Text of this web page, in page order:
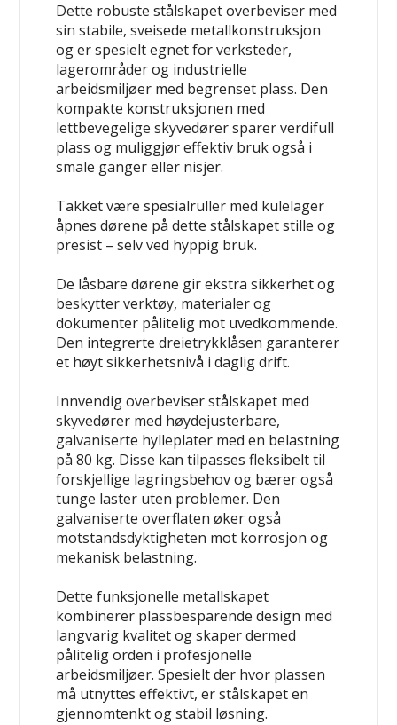
Dette robuste stålskapet overbeviser med
sin stabile, sveisede metallkonstruksjon
og er spesielt egnet for verksteder,
lagerområder og industrielle
arbeidsmiljøer med begrenset plass. Den
kompakte konstruksjonen med
lettbevegelige skyvedører sparer verdifull
plass og muliggjør effektiv bruk også i
smale ganger eller nisjer.
Takket være spesialruller med kulelager
åpnes dørene på dette stålskapet stille og
presist – selv ved hyppig bruk.
De låsbare dørene gir ekstra sikkerhet og
beskytter verktøy, materialer og
dokumenter pålitelig mot uvedkommende.
Den integrerte dreietrykklåsen garanterer
et høyt sikkerhetsnivå i daglig drift.
Innvendig overbeviser stålskapet med
skyvedører med høydejusterbare,
galvaniserte hylleplater med en belastning
på 80 kg. Disse kan tilpasses fleksibelt til
forskjellige lagringsbehov og bærer også
tunge laster uten problemer. Den
galvaniserte overflaten øker også
motstandsdyktigheten mot korrosjon og
mekanisk belastning.
Dette funksjonelle metallskapet
kombinerer plassbesparende design med
langvarig kvalitet og skaper dermed
pålitelig orden i profesjonelle
arbeidsmiljøer. Spesielt der hvor plassen
må utnyttes effektivt, er stålskapet en
gjennomtenkt og stabil løsning.